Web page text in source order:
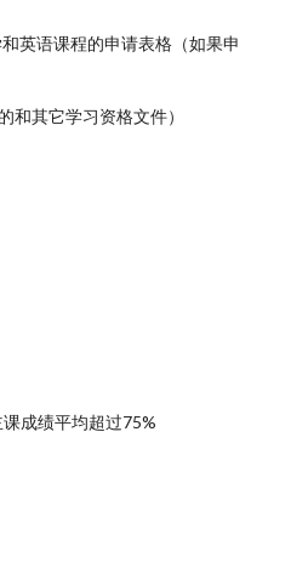
英语课程的申请表格（如果申
和其它学习资格文件）
成绩平均超过75%